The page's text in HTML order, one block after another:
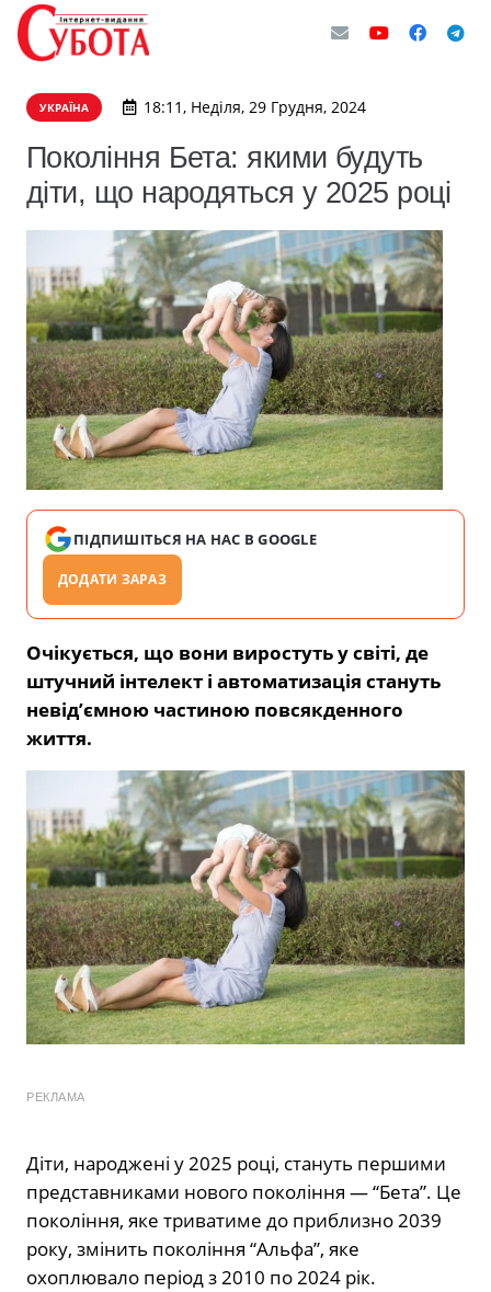
УКРАЇНА 18:11, Неділя, 29 Грудня, 2024
Покоління Бета: якими будуть
діти, що народяться у 2025 році
ПІДПИШІТЬСЯ НА НАС В GOOGLE
ДОДАТИ ЗАРАЗ
Очікується, що вони виростуть у світі, де
штучний інтелект і автоматизація стануть
невід’ємною частиною повсякденного
життя.
РЕКЛАМА
Діти, народжені у 2025 році, стануть першими
представниками нового покоління — “Бета”. Це
покоління, яке триватиме до приблизно 2039
року, змінить покоління “Альфа”, яке
охоплювало період з 2010 по 2024 рік.